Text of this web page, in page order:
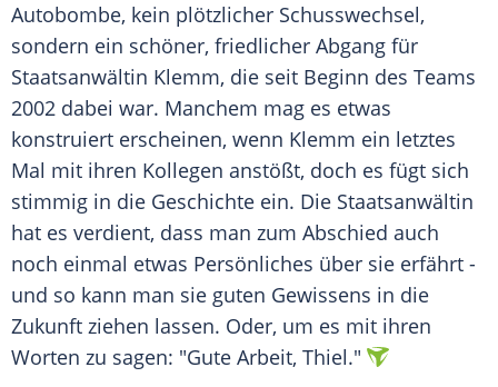
Autobombe, kein plötzlicher Schusswechsel,
sondern ein schöner, friedlicher Abgang für
Staatsanwältin Klemm, die seit Beginn des Teams
2002 dabei war. Manchem mag es etwas
konstruiert erscheinen, wenn Klemm ein letztes
Mal mit ihren Kollegen anstößt, doch es fügt sich
stimmig in die Geschichte ein. Die Staatsanwältin
hat es verdient, dass man zum Abschied auch
noch einmal etwas Persönliches über sie erfährt -
und so kann man sie guten Gewissens in die
Zukunft ziehen lassen. Oder, um es mit ihren
Worten zu sagen: "Gute Arbeit, Thiel."